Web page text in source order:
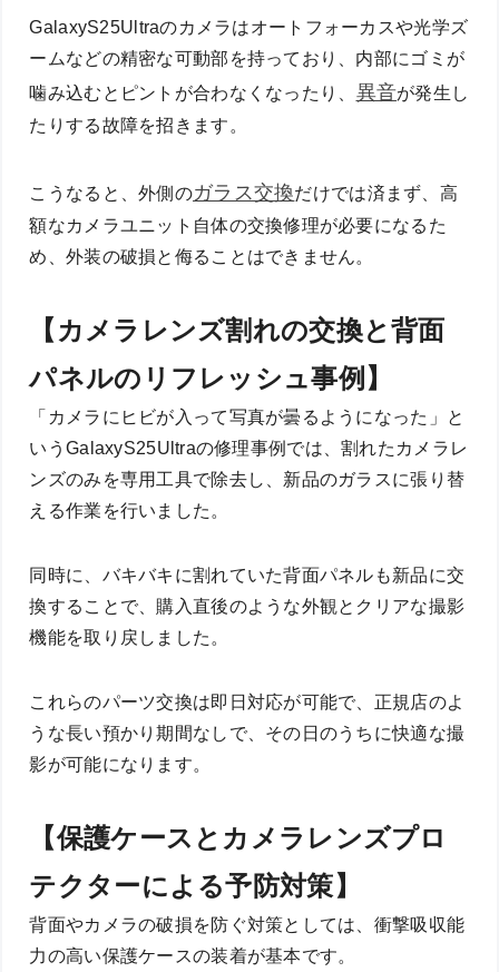
GalaxyS25Ultraのカメラはオートフォーカスや光学ズ
ームなどの精密な可動部を持っており、内部にゴミが
噛み込むとピントが合わなくなったり、 異音が発生し
たりする故障を招きます。
こうなると、外側のガラス交換だけでは済まず、高
額なカメラユニット自体の交換修理が必要になるた
め、外装の破損と侮ることはできません。
【カメラレンズ割れの交換と背面
パネルのリフレッシュ事例】
「カメラにヒビが入って写真が曇るようになった」と
いうGalaxyS25Ultraの修理事例では、割れたカメラレ
ンズのみを専用工具で除去し、新品のガラスに張り替
える作業を行いました。
同時に、バキバキに割れていた背面パネルも新品に交
換することで、購入直後のような外観とクリアな撮影
機能を取り戻しました。
これらのパーツ交換は即日対応が可能で、正規店のよ
うな長い預かり期間なしで、その日のうちに快適な撮
影が可能になります。
【保護ケースとカメラレンズプロ
テクターによる予防対策】
背面やカメラの破損を防ぐ対策としては、衝撃吸収能
力の高い保護ケースの装着が基本です。